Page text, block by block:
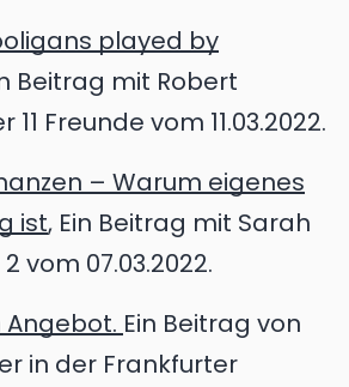
played by
Beitrag mit Robert
Freunde vom 11.03.2022.
– Warum eigenes
ist, Ein Beitrag mit Sarah
vom 07.03.2022.
Angebot. Ein Beitrag von
in der Frankfurter